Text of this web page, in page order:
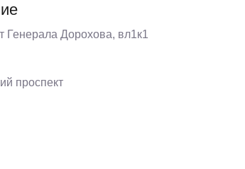
Генерала Дорохова, вл1к1
проспект